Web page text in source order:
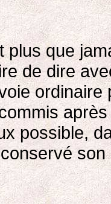
plus que
de dire
possible,